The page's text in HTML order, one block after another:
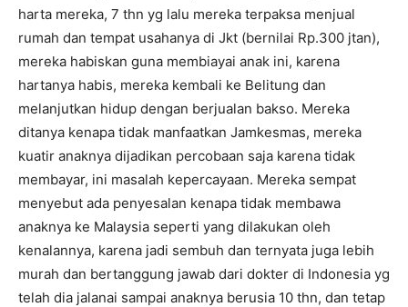
harta mereka, 7 thn yg lalu mereka terpaksa menjual
rumah dan tempat usahanya di Jkt (bernilai Rp.300 jtan),
mereka habiskan guna membiayai anak ini, karena
hartanya habis, mereka kembali ke Belitung dan
melanjutkan hidup dengan berjualan bakso. Mereka
ditanya kenapa tidak manfaatkan Jamkesmas, mereka
kuatir anaknya dijadikan percobaan saja karena tidak
membayar, ini masalah kepercayaan. Mereka sempat
menyebut ada penyesalan kenapa tidak membawa
anaknya ke Malaysia seperti yang dilakukan oleh
kenalannya, karena jadi sembuh dan ternyata juga lebih
murah dan bertanggung jawab dari dokter di Indonesia yg
telah dia jalanai sampai anaknya berusia 10 thn, dan tetap